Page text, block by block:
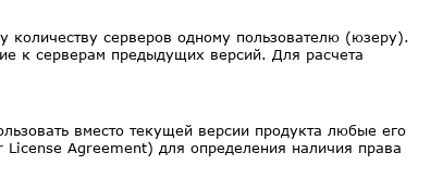
количеству серверов одному пользователю (юзеру).
к серверам предыдущих версий. Для расчета
вместо текущей версии продукта любые его
Agreement) для определения наличия права